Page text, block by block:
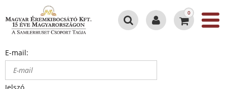
0
E-mail: